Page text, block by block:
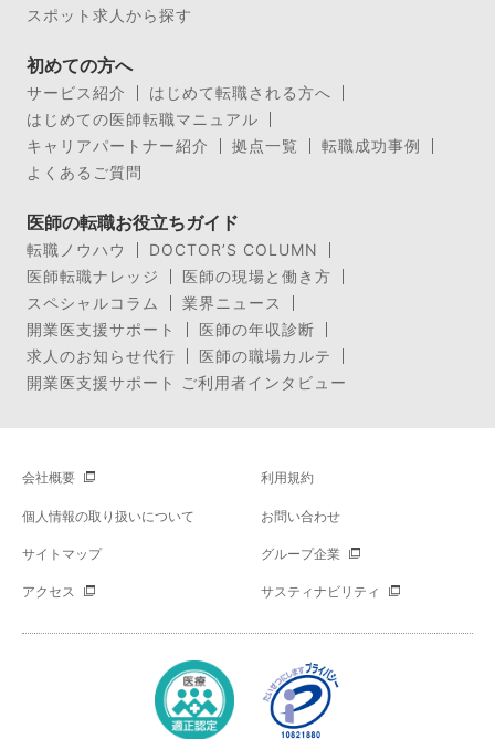
スポット求人から探す
初めての方へ
サービス紹介
はじめて転職される方へ
はじめての医師転職マニュアル
キャリアパートナー紹介
拠点一覧
転職成功事例
よくあるご質問
医師の転職お役立ちガイド
転職ノウハウ
DOCTOR’S COLUMN
医師転職ナレッジ
医師の現場と働き方
スペシャルコラム
業界ニュース
開業医支援サポート
医師の年収診断
求人のお知らせ代行
医師の職場カルテ
開業医支援サポート ご利用者インタビュー
会社概要 利用規約
個人情報の取り扱いについて お問い合わせ
サイトマップ グループ企業
アクセス サスティナビリティ